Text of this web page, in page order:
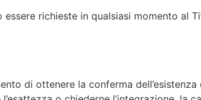
richieste in qualsiasi momento al
di ottenere la conferma